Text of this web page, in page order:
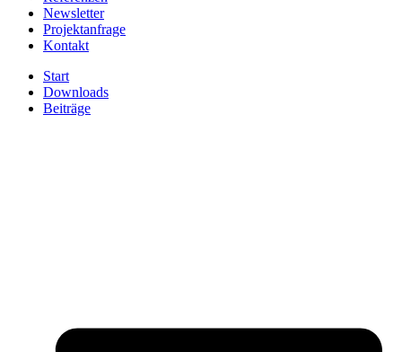
Newsletter
Projektanfrage
Kontakt
Start
Downloads
Beiträge